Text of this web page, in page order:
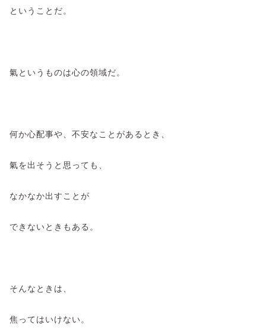
ということだ。
氣というものは心の領域だ。
何か心配事や、不安なことがあるとき、
氣を出そうと思っても、
なかなか出すことが
できないときもある。
そんなときは、
焦ってはいけない。